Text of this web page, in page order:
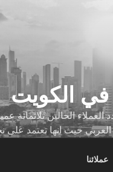
في الكويت
الحالين
حيث انها تعتمد
عملائنا